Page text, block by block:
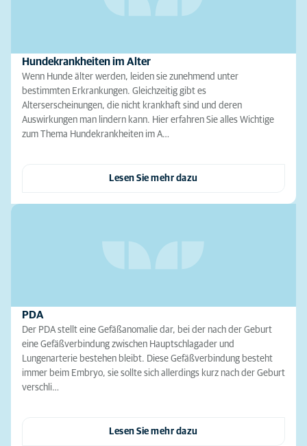
Hundekrankheiten im Alter
Wenn Hunde älter werden, leiden sie zunehmend unter
bestimmten Erkrankungen. Gleichzeitig gibt es
Alterserscheinungen, die nicht krankhaft sind und deren
Auswirkungen man lindern kann. Hier erfahren Sie alles Wichtige
zum Thema Hundekrankheiten im A…
Lesen Sie mehr dazu
PDA
Der PDA stellt eine Gefäßanomalie dar, bei der nach der Geburt
eine Gefäßverbindung zwischen Hauptschlagader und
Lungenarterie bestehen bleibt. Diese Gefäßverbindung besteht
immer beim Embryo, sie sollte sich allerdings kurz nach der Geburt
verschli…
Lesen Sie mehr dazu